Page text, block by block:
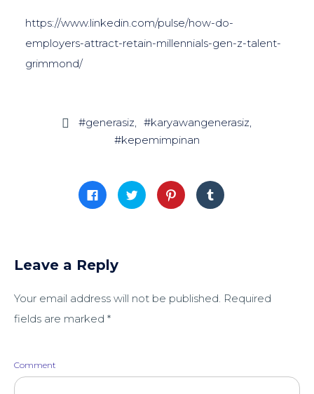
https://www.linkedin.com/pulse/how-do-
employers-attract-retain-millennials-gen-z-talent-
grimmond/
 #generasiz
#karyawangenerasiz
#kepemimpinan
Click
to
share
window)
Click
to
share
Click
to
share
Click
to
share
Leave a Reply
Your email address will not be published. Required
fields are marked *
Comment